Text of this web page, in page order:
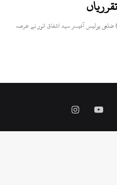
(زما سوات ڈاٹ کام ، 10 آگست 2018ء) ضلعی پولیس آفیسر سید اشفاق انور نے عرصہ
YouTube